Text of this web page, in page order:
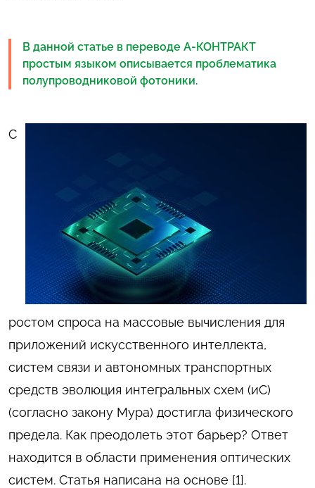
В данной статье в переводе А-КОНТРАКТ
простым языком описывается проблематика
полупроводниковой фотоники.
С
ростом спроса на массовые вычисления для
приложений искусственного интеллекта,
систем связи и автономных транспортных
средств эволюция интегральных схем (иС)
(согласно закону Мура) достигла физического
предела. Как преодолеть этот барьер? Ответ
находится в области применения оптических
систем. Статья написана на основе [1].